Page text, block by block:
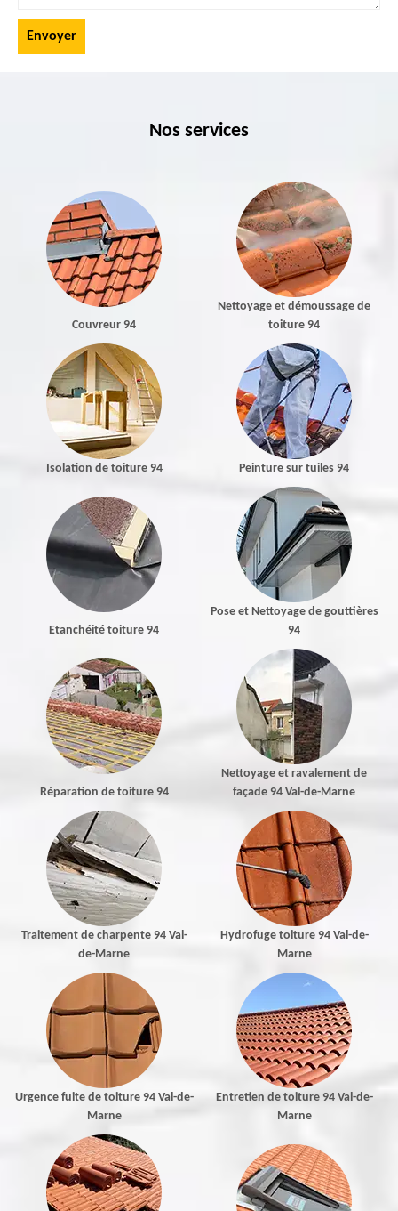
Nos services
Couvreur 94
Nettoyage et démoussage de
toiture 94
Isolation de toiture 94 Peinture sur tuiles 94
Etanchéité toiture 94
Pose et Nettoyage de gouttières
94
Réparation de toiture 94
Nettoyage et ravalement de
façade 94 Val-de-Marne
Traitement de charpente 94 Val-
de-Marne
Hydrofuge toiture 94 Val-de-
Marne
Urgence fuite de toiture 94 Val-de-
Marne
Entretien de toiture 94 Val-de-
Marne